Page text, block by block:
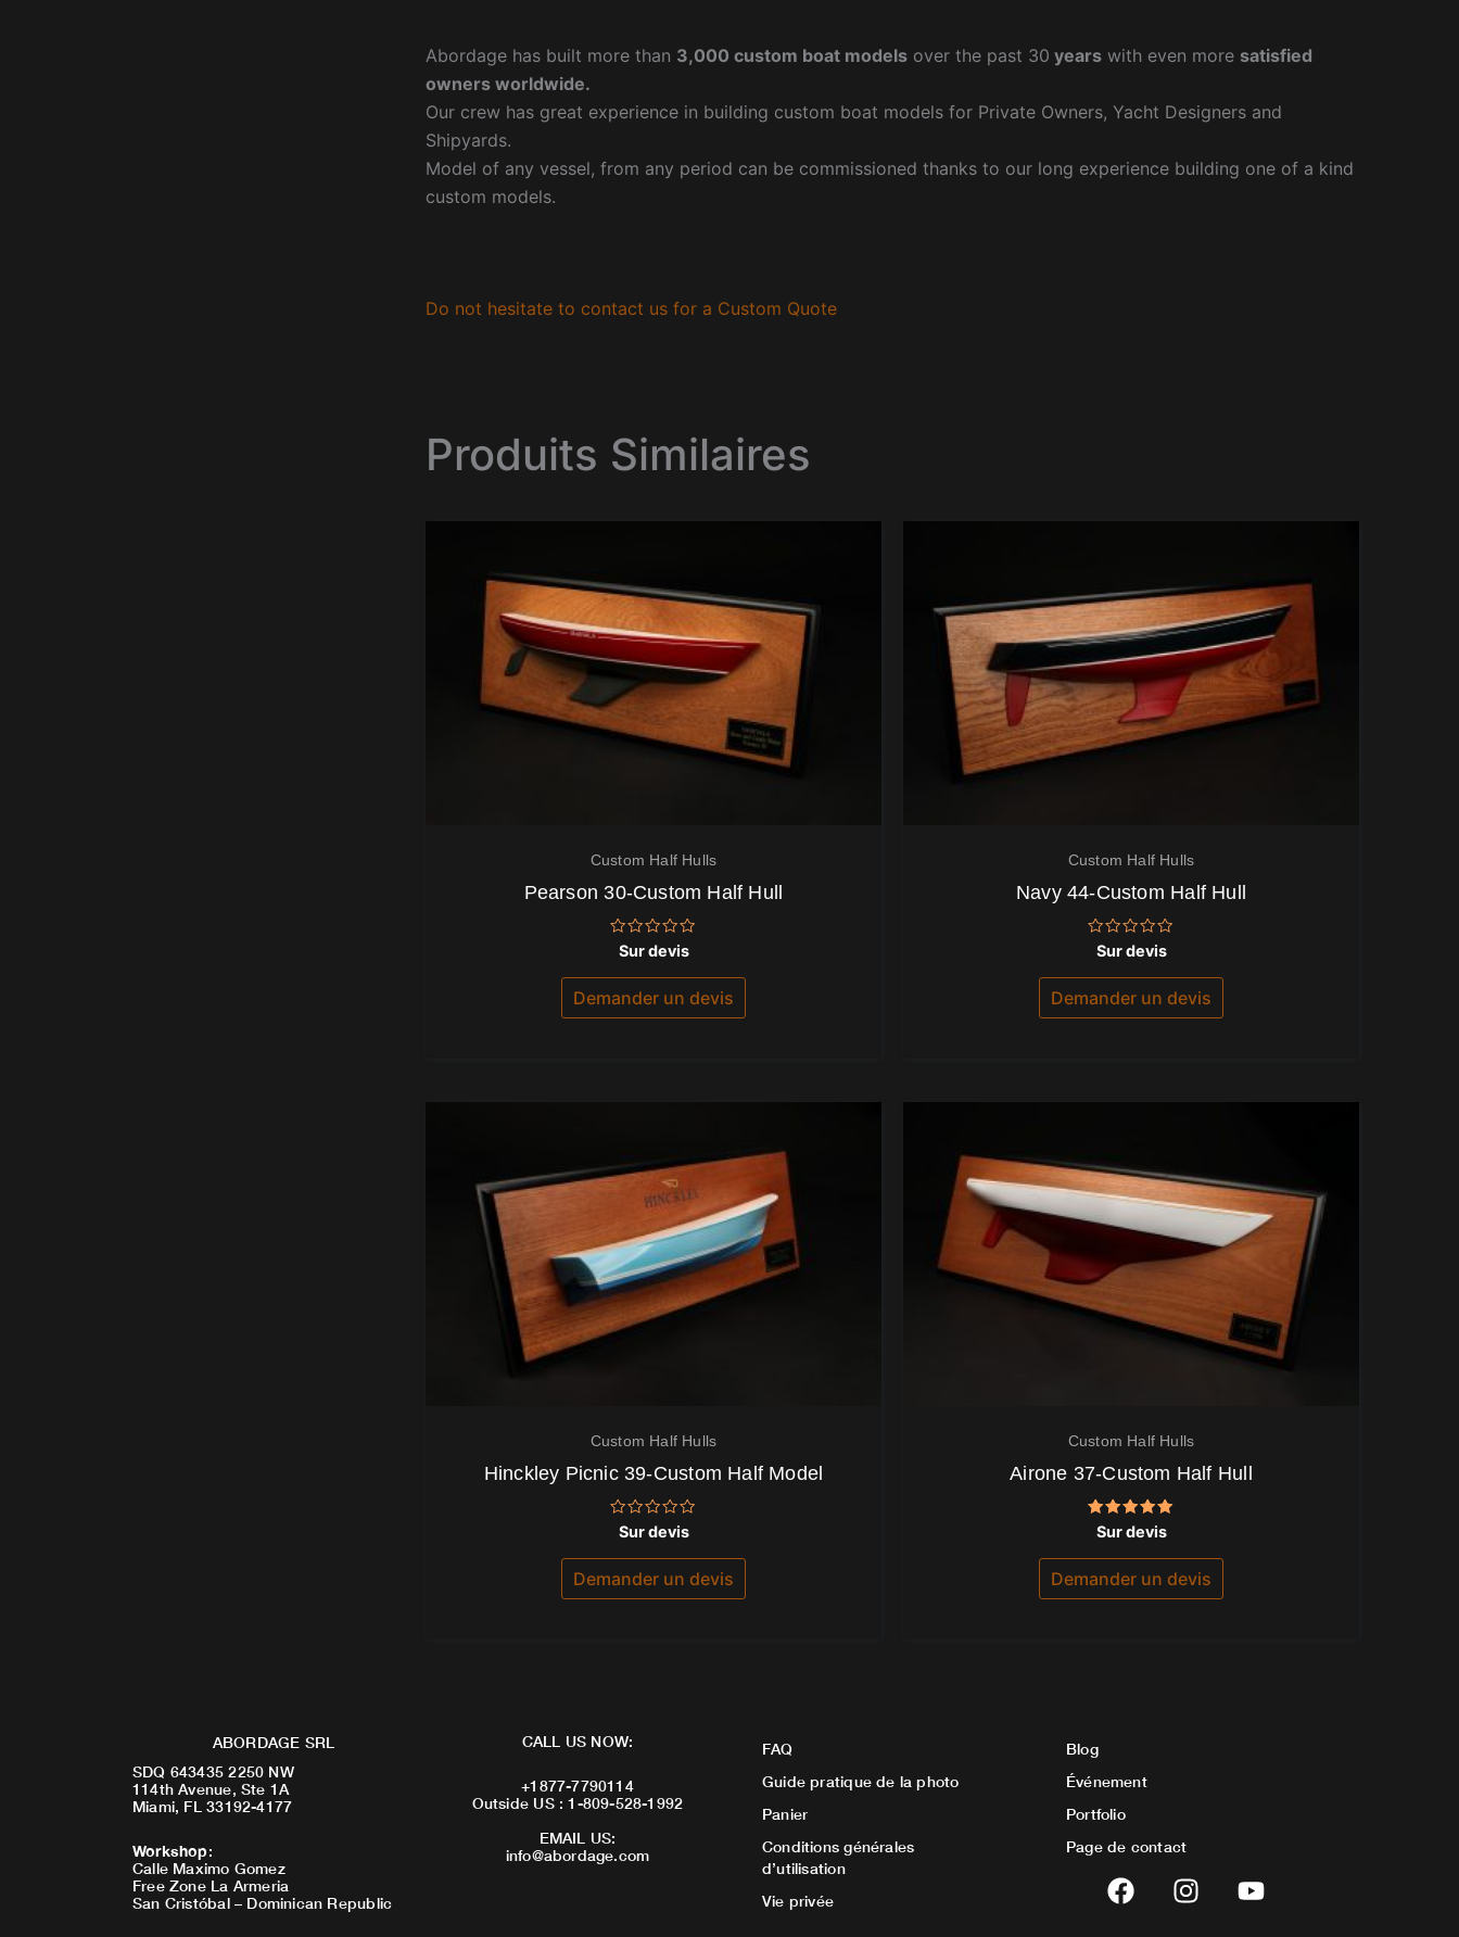
Abordage has built more than 3,000 custom boat models over the past 30 years with even more satisfied
owners worldwide.
Our crew has great experience in building custom boat models for Private Owners, Yacht Designers and
Shipyards.
Model of any vessel, from any period can be commissioned thanks to our long experience building one of a kind
custom models.
Do not hesitate to contact us for a Custom Quote
Produits Similaires
Custom Half Hulls
Pearson 30-Custom Half Hull
Note
0
sur
Sur devis
Demander un devis
Custom Half Hulls
Navy 44-Custom Half Hull
Note
0
sur
Sur devis
Demander un devis
Custom Half Hulls
Hinckley Picnic 39-Custom Half Model
Note
0
sur
Sur devis
Demander un devis
Custom Half Hulls
Airone 37-Custom Half Hull
Note
5.00
sur 5
Sur devis
Demander un devis
ABORDAGE SRL
SDQ 643435 2250 NW
114th Avenue, Ste 1A
Miami, FL 33192-4177
Workshop:
Calle Maximo Gomez
Free Zone La Armeria
San Cristóbal – Dominican Republic
CALL US NOW:
+1877-7790114
Outside US : 1-809-528-1992
EMAIL US:
info@abordage.com
FAQ
Guide pratique de la photo
Panier
Conditions générales
d’utilisation
Vie privée
Blog
Événement
Portfolio
Page de contact
F
a
I
n
Y
o